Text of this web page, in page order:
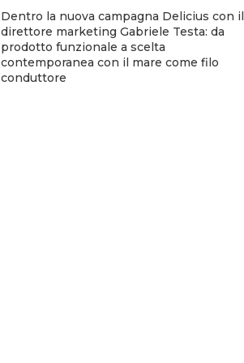
Dentro la nuova campagna Delicius con il
direttore marketing Gabriele Testa: da
prodotto funzionale a scelta
contemporanea con il mare come filo
conduttore